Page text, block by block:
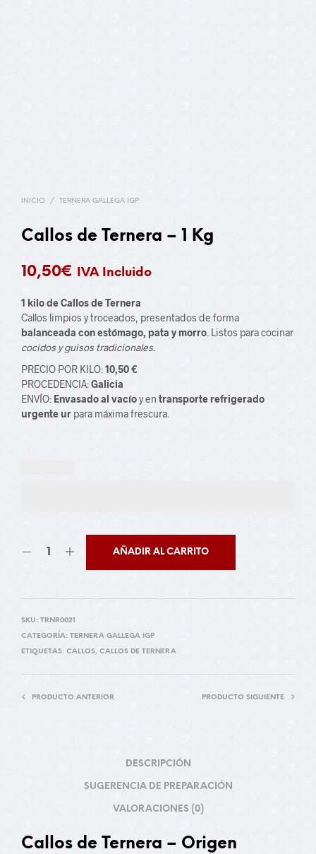
INICIO / TERNERA GALLEGA IGP
Callos de Ternera – 1 Kg
10,50€ IVA Incluido
1 kilo de Callos de Ternera
Callos limpios y troceados, presentados de forma
balanceada con estómago, pata y morro . Listos para cocinar
cocidos y guisos tradicionales
PRECIO POR KILO:10,50 €
PROCEDENCIA:Galicia
ENVÍO: Envasado al vacíoy en transporte refrigerado
urgente ur para máxima frescura.
AÑADIR AL CARRITO
SKU: TRNR0021
CATEGORÍA: TERNERA GALLEGA IGP
ETIQUETAS: CALLOS, CALLOS DE TERNERA
PRODUCTO ANTERIOR PRODUCTO SIGUIENTE
DESCRIPCIÓN
SUGERENCIA DE PREPARACIÓN
VALORACIONES (0)
Callos de Ternera – Origen